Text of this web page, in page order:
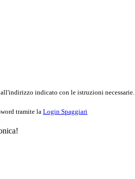
indicato con le istruzioni necessarie.
tramite la Login Spaggiari